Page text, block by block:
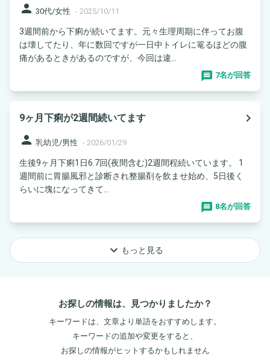
person 30代/女性 - 2025/10/11
3週間前から下痢が続いてます。元々生理周期に伴ってお腹
は壊してたり、年に数回ですが一日中トイレに篭るほどの腹
痛があるときがあるのですが、今回は違...
7名が回答
9ヶ月下痢が2週間続いてます
navigate_next
person 乳幼児/男性 - 2026/01/29
生後9ヶ月下痢1日6.7回(夜間含む)2週間程続いています。 1
週間前に胃腸風邪と診断され整腸剤を飲ませ始め、5日後く
らいに塊になってきて...
8名が回答
keyboard_arrow_down もっと見る
お探しの情報は、見つかりましたか？
キーワードは、文章より単語をおすすめします。
キーワードの追加や変更をすると、
お探しの情報がヒットするかもしれません